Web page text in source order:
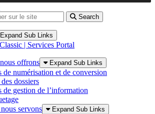
Search
Expand Sub Links
| Services Portal
offrons Expand Sub Links
de numérisation et de conversion
dossiers
de gestion de l’information
servons
Expand Sub Links